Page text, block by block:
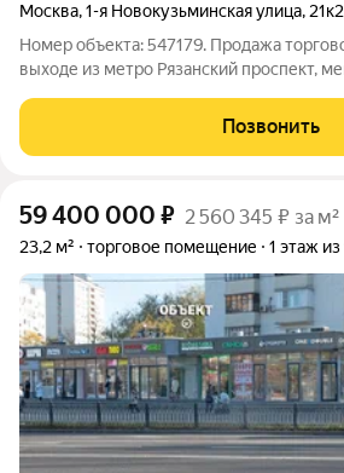
Москва,1-я Новокузьминская улица, 21к2
Номер объекта: 547179. Продажа
выходе из метро Рязанский проспект,
расположено на 1-м этаже жилого 12-ти
Интенсивный пешеходный поток.
Позвонить
59 400 000 ₽ 2 560 345 ₽ за м²
23,2 м² торговое помещение 1 этаж из